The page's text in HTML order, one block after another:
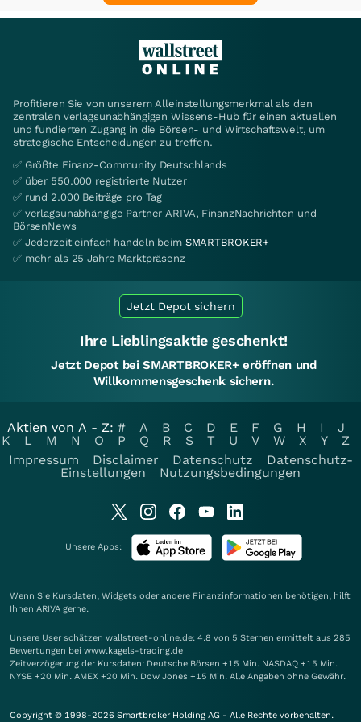
Profitieren Sie von unserem Alleinstellungsmerkmal als den
zentralen verlagsunabhängigen Wissens-Hub für einen aktuellen
und fundierten Zugang in die Börsen- und Wirtschaftswelt, um
strategische Entscheidungen zu treffen.
✅ Größte Finanz-Community Deutschlands
✅ über 550.000 registrierte Nutzer
✅ rund 2.000 Beiträge pro Tag
✅ verlagsunabhängige Partner ARIVA, FinanzNachrichten und
BörsenNews
✅ Jederzeit einfach handeln beim SMARTBROKER+
✅ mehr als 25 Jahre Marktpräsenz
Jetzt Depot sichern
Ihre Lieblingsaktie geschenkt!
Jetzt Depot bei SMARTBROKER+ eröffnen und
Willkommensgeschenk sichern.
Aktien von A - Z: # A B C D E F G H I
J
K
L M N O P Q R S T U V W X Y
Z
Impressum
Disclaimer Datenschutz
Datenschutz-
Einstellungen
Nutzungsbedingungen
Unsere Apps:
Wenn Sie Kursdaten, Widgets oder andere Finanzinformationen benötigen, hilft
Ihnen ARIVA gerne.
Unsere User schätzen wallstreet-online.de: 4.8 von 5 Sternen ermittelt aus 285
Bewertungen bei www.kagels-trading.de
Zeitverzögerung der Kursdaten: Deutsche Börsen +15 Min. NASDAQ +15 Min.
NYSE +20 Min. AMEX +20 Min. Dow Jones +15 Min. Alle Angaben ohne Gewähr.
Copyright © 1998-2026 Smartbroker Holding AG - Alle Rechte vorbehalten.